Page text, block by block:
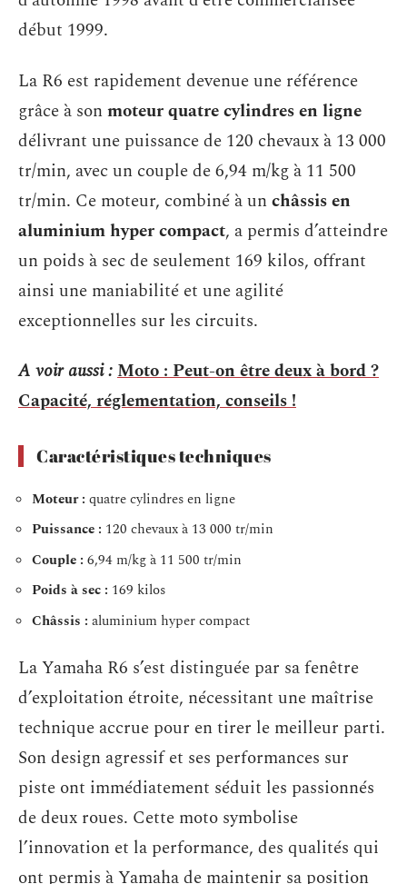
début 1999.
La R6 est rapidement devenue une référence
grâce à sonmoteur quatre cylindres en ligne
délivrant une puissance de 120 chevaux à 13 000
tr/min, avec un couple de 6,94 m/kg à 11 500
tr/min. Ce moteur, combiné à unchâssis en
aluminium hyper compact, a permis d’atteindre
un poids à sec de seulement 169 kilos, offrant
ainsi une maniabilité et une agilité
exceptionnelles sur les circuits.
A voir aussi :Moto : Peut-on être deux à bord ?
Capacité, réglementation, conseils !
Caractéristiques techniques
Moteur : quatre cylindres en ligne
Puissance : 120 chevaux à 13 000 tr/min
Couple : 6,94 m/kg à 11 500 tr/min
Poids à sec : 169 kilos
Châssis : aluminium hyper compact
La Yamaha R6 s’est distinguée par sa fenêtre
d’exploitation étroite, nécessitant une maîtrise
technique accrue pour en tirer le meilleur parti.
Son design agressif et ses performances sur
piste ont immédiatement séduit les passionnés
de deux roues. Cette moto symbolise
l’innovation et la performance, des qualités qui
ont permis à Yamaha de maintenir sa position